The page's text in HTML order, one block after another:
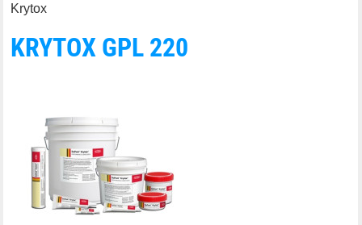
Krytox
KRYTOX GPL 220